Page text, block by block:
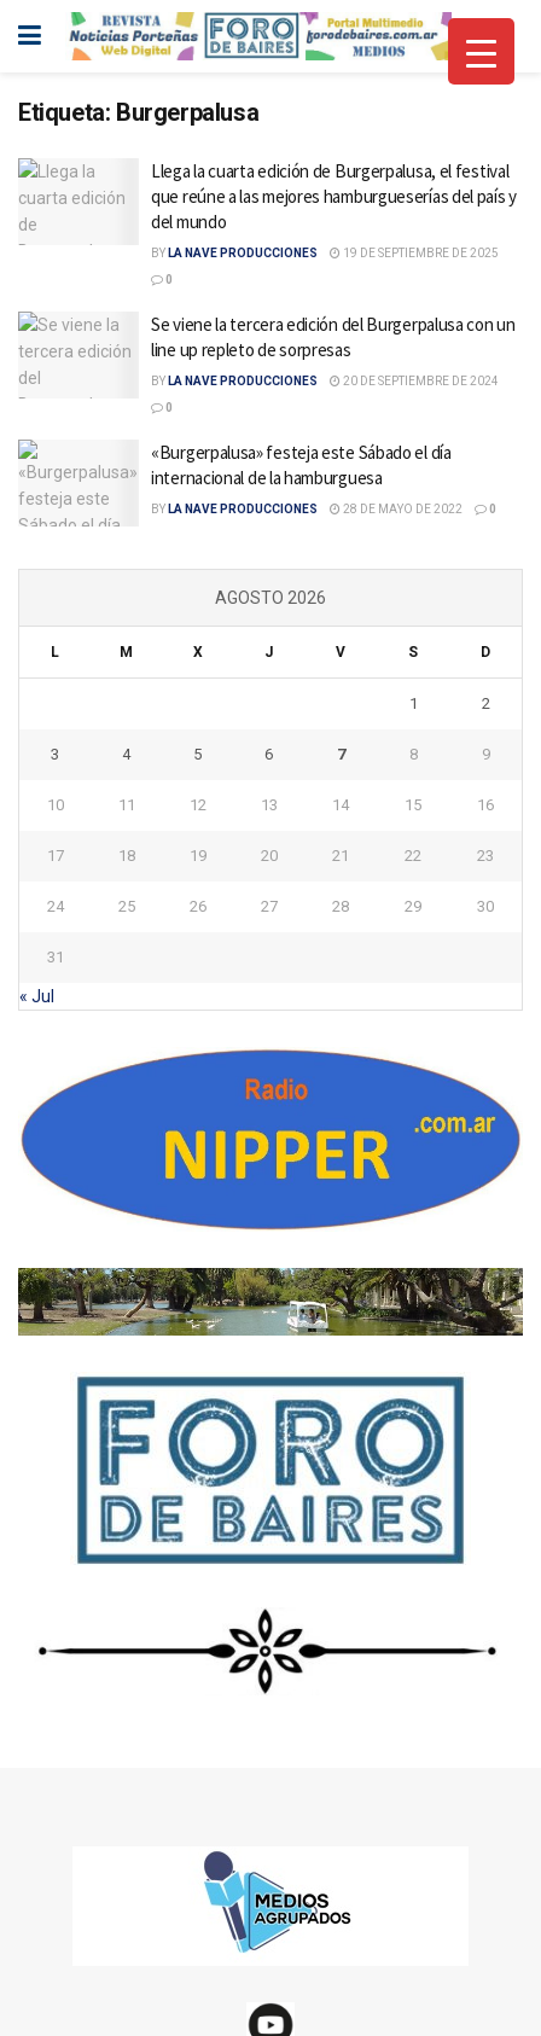
Etiqueta: Burgerpalusa
Llega la cuarta edición de Burgerpalusa, el festival
que reúne a las mejores hamburgueserías del país y
del mundo
BY LA NAVE PRODUCCIONES
19 DE SEPTIEMBRE DE 2025
0
Se viene la tercera edición del Burgerpalusa con un
line up repleto de sorpresas
BY LA NAVE PRODUCCIONES
20 DE SEPTIEMBRE DE 2024
0
«Burgerpalusa» festeja este Sábado el día
internacional de la hamburguesa
BY LA NAVE PRODUCCIONES 28 DE MAYO DE 2022 0
AGOSTO 2026
L M X J V S D
1 2
3 4 5 6 7 8 9
10 11 12 13 14 15 16
17 18 19 20 21 22 23
24 25 26 27 28 29 30
31
« Jul